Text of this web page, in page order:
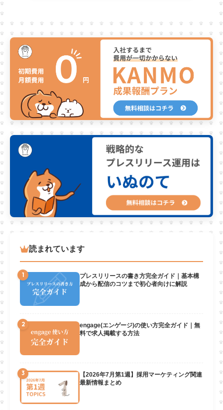
読まれています
1
プレスリリースの書き方完全ガイド｜基本構
成から配信のコツまで初心者向けに解説
2
engage(エンゲージ)の使い方完全ガイド｜無
料で求人掲載する方法
3
【2026年7月第1週】採用マーケティング関連
最新情報まとめ